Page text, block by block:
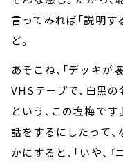
言ってみれば「説明す
ど。
あそこね、「デッキ
VHSテープで、白黒
という、この塩梅で
話をするにしたって
かにすると、「いや、